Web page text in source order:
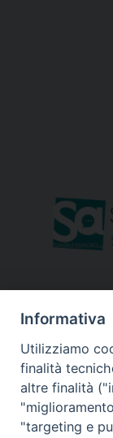
Informativa
Utilizziamo
finalità
altre finalità
"targeting e